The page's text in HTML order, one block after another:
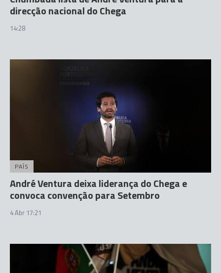
direcção nacional do Chega
14:28
PAÍS
André Ventura deixa liderança do Chega e
convoca convenção para Setembro
4 Abr 17:21